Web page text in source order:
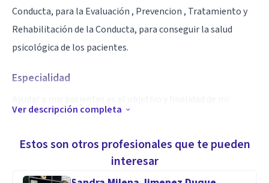
Conducta, para la Evaluación , Prevencion , Tratamiento y
Rehabilitación de la Conducta, para conseguir la salud
psicológica de los pacientes.
Especialidad
profesión de psicóloga a resolver sus problemas,
Ver descripción completa
Estos son otros profesionales que te pueden
interesar